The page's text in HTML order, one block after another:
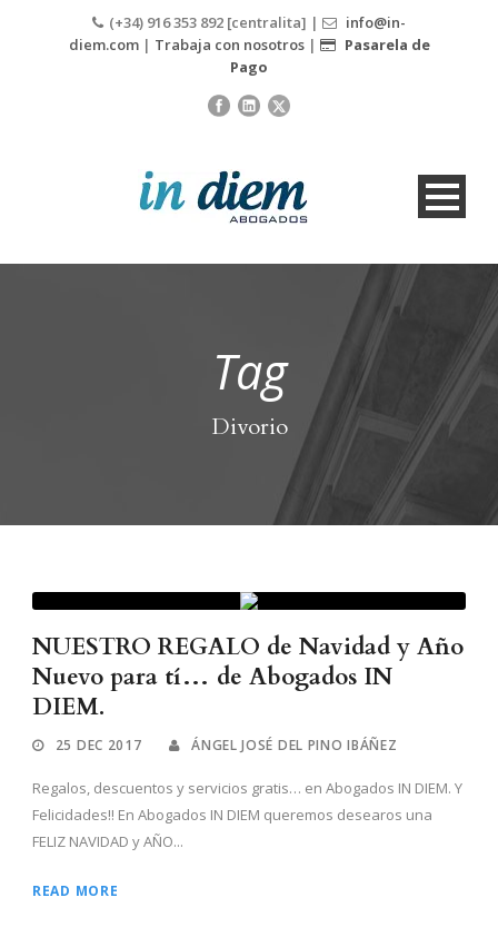
(+34) 916 353 892 [centralita] |
info@in-
diem.com| Trabaja con nosotros|
Pasarela de
Pago
Tag
Divorio
NUESTRO REGALO de Navidad y Año
Nuevo para tí… de Abogados IN
DIEM.
25 DEC 2017 ÁNGEL JOSÉ DEL PINO IBÁÑEZ
Regalos, descuentos y servicios gratis… en Abogados IN DIEM. Y
Felicidades!! En Abogados IN DIEM queremos desearos una
FELIZ NAVIDAD y AÑO...
READ MORE